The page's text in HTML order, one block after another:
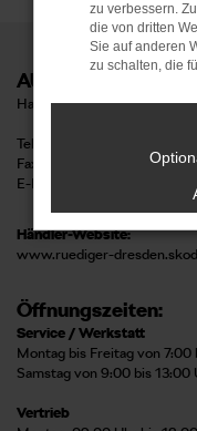
AUTOHAUS
Hamburger Straße 35,
Tel: 0351 86753 - 10
Fax: 0351 86753 - 20
E-Mail:
Händler-Website:
www.ruediger-
Öffnungszeiten:
Service / Werkstatt
Montag bis Freitag von 7:00
Samstag von 9:00 bis 13:00
Vertrieb
zu verbessern.
die von dritten
Sie auf anderen
zu schalten, die